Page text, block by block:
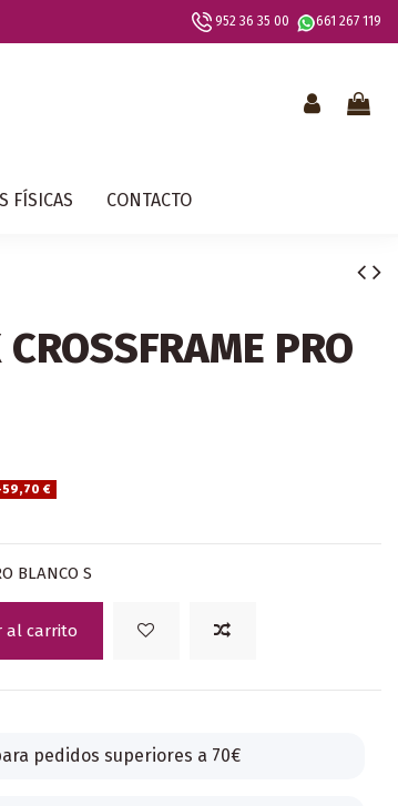
952 36 35 00 661 267 119
FÍSICAS CONTACTO
PRO
€
BLANCO S
al carrito
pedidos superiores a 70€